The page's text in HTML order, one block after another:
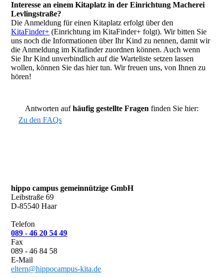
Interesse an einem Kitaplatz in der Einrichtung Macherei
Levlingstraße?
Die Anmeldung für einen Kitaplatz erfolgt über den
KitaFinder+ (Einrichtung im KitaFinder+ folgt). Wir bitten Sie
uns noch die Informationen über Ihr Kind zu nennen, damit wir
die Anmeldung im Kitafinder zuordnen können. Auch wenn
Sie Ihr Kind unverbindlich auf die Warteliste setzen lassen
wollen, können Sie das hier tun. Wir freuen uns, von Ihnen zu
hören!
Antworten aufhäufig gestellte Fragen finden Sie hier:
Zu den FAQs
hippo campus gemeinnützige GmbH
Leibstraße 69
D-85540 Haar
Telefon
089 - 46 20 54 49
Fax
089 - 46 84 58
E-Mail
eltern@hippocampus-kita.de